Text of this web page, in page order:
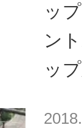
ッ
ン
ッ